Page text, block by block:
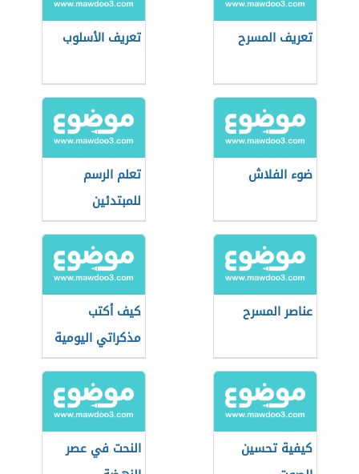
تعريف المسرح تعريف الأسلوب
ضوء الفلاش
تعلم الرسم
للمبتدئين
عناصر المسرح
كيف أكتب
مذكراتي اليومية
كيفية تحسين
النحت في عصر